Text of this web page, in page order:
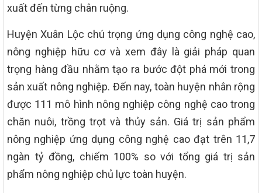
xuất đến từng chân ruộng.
Huyện Xuân Lộc chú trọng ứng dụng công nghệ cao,
nông nghiệp hữu cơ và xem đây là giải pháp quan
trọng hàng đầu nhằm tạo ra bước đột phá mới trong
sản xuất nông nghiệp. Đến nay, toàn huyện nhân rộng
được 111 mô hình nông nghiệp công nghệ cao trong
chăn nuôi, trồng trọt và thủy sản. Giá trị sản phẩm
nông nghiệp ứng dụng công nghệ cao đạt trên 11,7
ngàn tỷ đồng, chiếm 100% so với tổng giá trị sản
phẩm nông nghiệp chủ lực toàn huyện.